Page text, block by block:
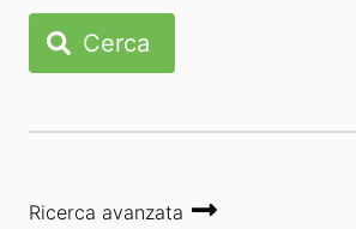
Cerca
Ricerca avanzata